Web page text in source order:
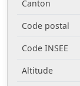
Canton
Code postal
Code INSEE
Altitude